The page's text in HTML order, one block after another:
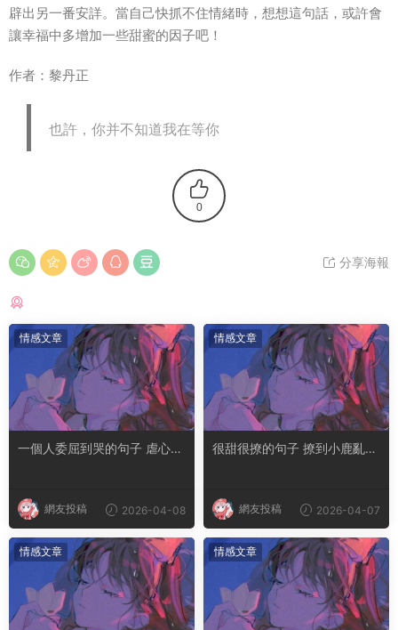
辟出另一番安詳。當自己快抓不住情緒時，想想這句話，或許會
讓幸福中多增加一些甜蜜的因子吧！
作者：黎丹正
也許，你并不知道我在等你
0
分享海報
情感文章
一個人委屈到哭的句子 虐心到
網友投稿 2026-04-08
情感文章
很甜很撩的句子 撩到小鹿亂撞
網友投稿 2026-04-07
情感文章 情感文章